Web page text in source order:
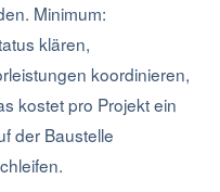
Minimum:
klären,
koordinieren,
kostet pro Projekt ein
der Baustelle